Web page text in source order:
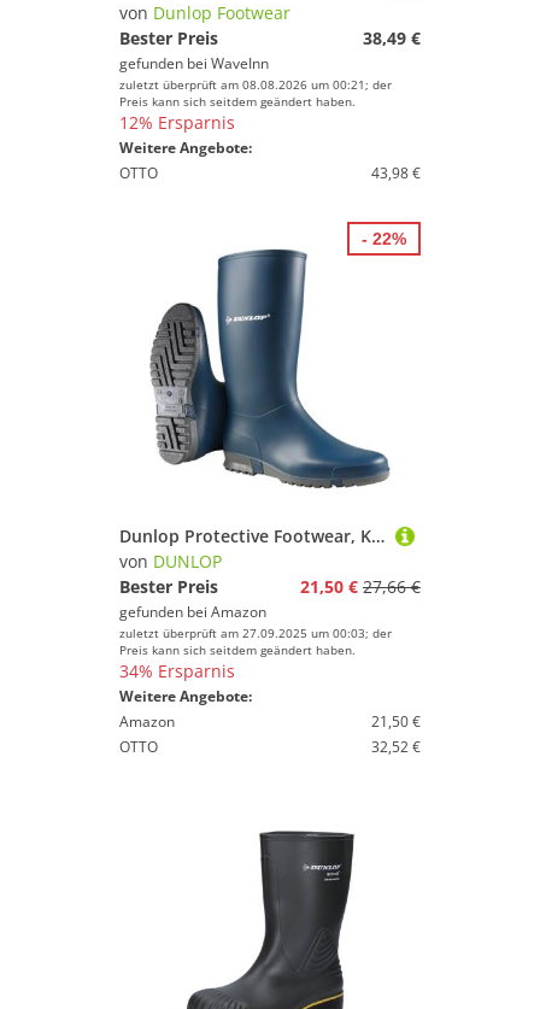
von Dunlop Footwear
Bester Preis
38,49 €
gefunden bei WaveInn
zuletzt überprüft am 08.08.2026 um 00:21; der
Preis kann sich seitdem geändert haben.
12% Ersparnis
Weitere Angebote:
OTTO
43,98 €
Dunlop Protective Footwear, K254711, Sport Retail, Bleu Aqua, Größe 42 EU
von DUNLOP
Bester Preis
21,50 € 27,66 €
gefunden bei Amazon
zuletzt überprüft am 27.09.2025 um 00:03; der
Preis kann sich seitdem geändert haben.
34% Ersparnis
Weitere Angebote:
Amazon
21,50 €
OTTO
32,52 €
- 22%